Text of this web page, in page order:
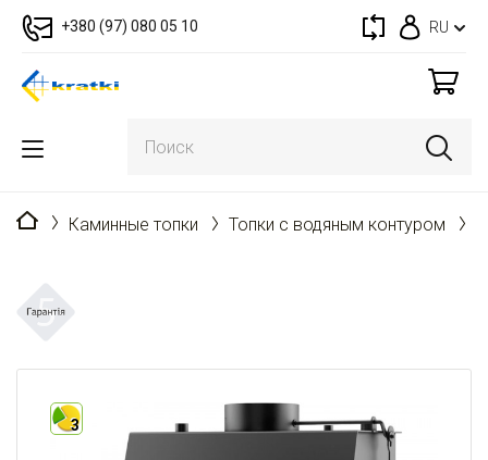
+380 (97) 080 05 10 RU
Главная
Каминные топки Топки с водяным контуром
3